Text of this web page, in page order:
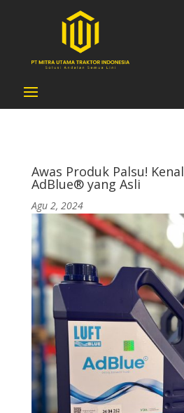
Awas Produk Palsu!
AdBlue® yang Asli
Agu 2, 2024